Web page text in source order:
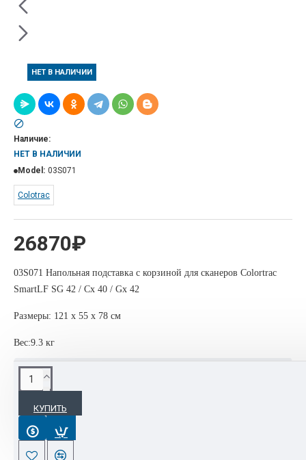
НЕТ В НАЛИЧИИ
26870₽
Наличие:
НЕТ В НАЛИЧИИ
Model: 03S071
Colotrac
03S071 Напольная подставка с корзиной для сканеров Colortrac
SmartLF SG 42 / Cx 40 / Gx 42
Размеры: 121 х 55 x 78 см
Вес:9.3 кг
КУПИТЬ
ОПИСАНИЕ
В интернет-магазине Orgtehpoly.com доступен весь
модельный ряд протяжных сканеров и опций Colortrac, при
обращении к менеджерам по тел 8 495 088 42 17 есть